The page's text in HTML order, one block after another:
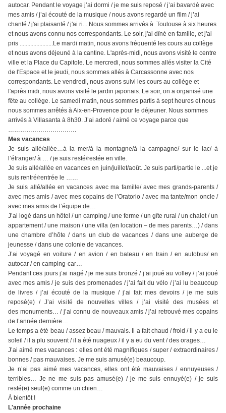
autocar. Pendant le voyage j’ai dormi / je me suis reposé / j’ai bavardé avec
mes amis / j’ai écouté de la musique / nous avons regardé un film / j’ai
chanté / j'ai plaisanté / j'ai ri... Nous sommes arrivés à Toulouse à six heures
et nous avons connu nos correspondants. Le soir, j'ai dîné en famille, et j'ai
pris ......................Le mardi matin, nous avons fréquenté les cours au collège
et nous avons déjeuné à la cantine. L'après-midi, nous avons visité le centre
ville et la Place du Capitole. Le mercredi, nous sommes allés visiter la Cité
de l'Espace et le jeudi, nous sommes allés à Carcassonne avec nos
correspondants. Le vendredi, nous avons suivi les cours au collège et
l'après midi, nous avons visité le jardin japonais. Le soir, on a organisé une
fête au collège. Le samedi matin, nous sommes partis à sept heures et nous
nous sommes arrêtés à Aix-en-Provence pour le déjeuner. Nous sommes
arrivés à Villasanta à 8h30. J’ai adoré / aimé ce voyage parce que
…………………………….
Mes vacances
Je suis allé/allée…à la mer/à la montagne/à la campagne/ sur le lac/ à
l’étranger/ à … / je suis resté/restée en ville.
Je suis allé/allée en vacances en juin/juillet/août. Je suis parti/partie le ...et je
suis rentré/rentrée le ……
Je suis allé/allée en vacances avec ma famille/ avec mes grands-parents /
avec mes amis / avec mes copains de l’Oratorio / avec ma tante/mon oncle /
avec mes amis de l’équipe de…
J’ai logé dans un hôtel / un camping / une ferme / un gîte rural / un chalet / un
appartement / une maison / une villa (en location – de mes parents…) / dans
une chambre d’hôte / dans un club devacances / dans une auberge de
jeunesse / dans une colonie de vacances.
J’ai voyagé en voiture / en avion / en bateau / en train / en autobus/ en
autocar / en camping-car…
Pendant ces jours j’ai nagé / je me suis bronzé / j’ai joué au volley / j’ai joué
avec mes amis / je suis des promenades / j’ai fait du vélo / j’ai lu beaucoup
de livres / j’ai écouté de la musique / j’ai fait mes devoirs / je me suis
reposé(e) / J’ai visité de nouvelles villes / j’ai visité des musées et
des monuments… / j’ai connu de nouveaux amis / j’ai retrouvé mes copains
de l’année dernière…
Le temps a été beau / assez beau / mauvais. Il a fait chaud / froid / il y a eu le
soleil / il a plu souvent/ il a été nuageux / il y a eu du vent / des orages…
J’ai aimé mes vacances : elles ont été magnifiques / super / extraordinaires /
bonnes / pas mauvaises. Je me suis amusé(e) beaucoup.
Je n’ai pas aimé mes vacances, elles ont été mauvaises / ennuyeuses /
terribles… Je ne me suis pas amusé(e) / je me suis ennuyé(e) / je suis
resté(e) seul(e) comme un chien…
À bientôt !
L'année prochaine